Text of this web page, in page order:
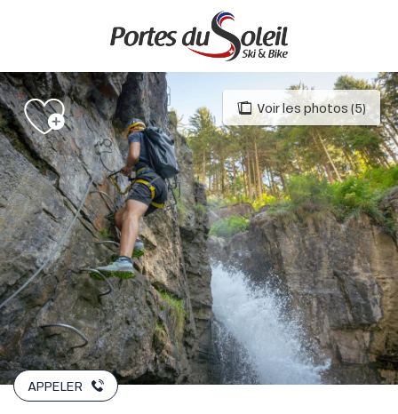
principal
Voir les photos (5)
APPELER